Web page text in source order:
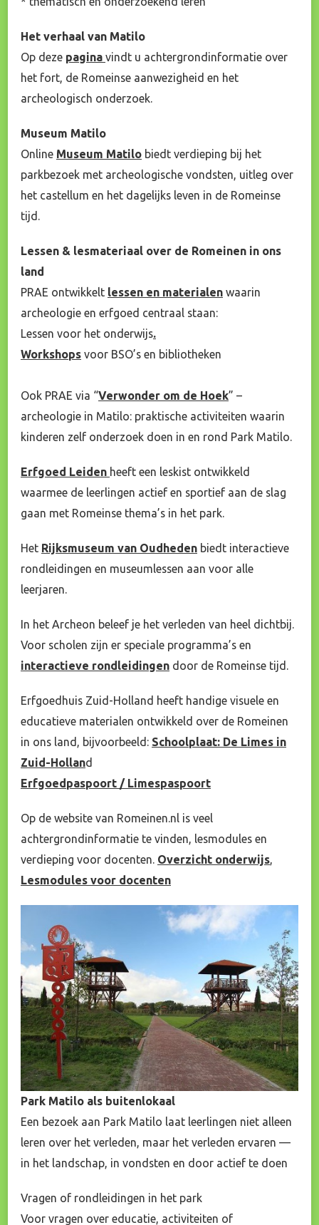
Het verhaal van Matilo
Op deze pagina vindt u achtergrondinformatie over
het fort, de Romeinse aanwezigheid en het
archeologisch onderzoek.
Museum Matilo
Online Museum Matilo biedt verdieping bij het
parkbezoek met archeologische vondsten, uitleg over
het castellum en het dagelijks leven in de Romeinse
tijd.
Lessen & lesmateriaal over de Romeinen in ons
land
PRAE ontwikkelt lessen en materialen waarin
archeologie en erfgoed centraal staan:
Lessen voor het onderwijs.
Workshops voor BSO’s en bibliotheken
Ook PRAE via “Verwonder om de Hoek” –
archeologie in Matilo: praktische activiteiten waarin
kinderen zelf onderzoek doen in en rond Park Matilo.
Erfgoed Leiden heeft een leskist ontwikkeld
waarmee de leerlingen actief en sportief aan de slag
gaan met Romeinse thema’s in het park.
Het Rijksmuseum van Oudheden biedt interactieve
rondleidingen en museumlessen aan voor alle
leerjaren.
In het Archeon beleef je het verleden van heel dichtbij.
Voor scholen zijn er speciale programma’s en
interactieve rondleidingen door de Romeinse tijd.
Erfgoedhuis Zuid-Holland heeft handige visuele en
educatieve materialen ontwikkeld over de Romeinen
in ons land, bijvoorbeeld: Schoolplaat: De Limes in
Zuid-Holland
Erfgoedpaspoort / Limespaspoort
Op de website van Romeinen.nl is veel
achtergrondinformatie te vinden, lesmodules en
verdieping voor docenten. Overzicht onderwijs,
Lesmodules voor docenten
Park Matilo als buitenlokaal
Een bezoek aan Park Matilo laat leerlingen niet alleen
leren over het verleden, maar het verleden ervaren —
in het landschap, in vondsten en door actief te doen
Vragen of rondleidingen in het park
Voor vragen over educatie, activiteiten of